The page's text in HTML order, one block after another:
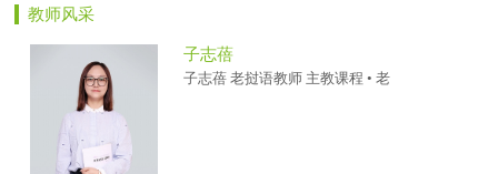
教师风采
子志蓓
子志蓓 老挝语教师 主教课程 • 老